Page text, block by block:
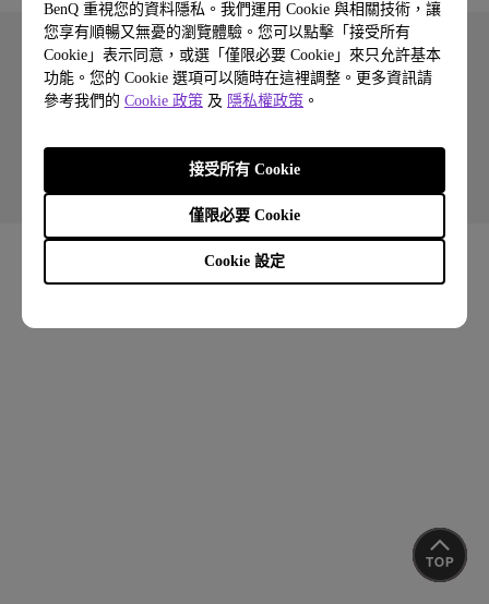
BenQ 重視您的資料隱私。我們運用 Cookie 與相關技術，讓
您享有順暢又無憂的瀏覽體驗。您可以點擊「接受所有
Cookie」表示同意，或選「僅限必要 Cookie」來只允許基本
功能。您的 Cookie 選項可以隨時在這裡調整。更多資訊請
參考我們的 Cookie 政策 及 隱私權政策 。
Cookie 設定
僅限必要 Cookie
接受所有 Cookie
Cookie 政策